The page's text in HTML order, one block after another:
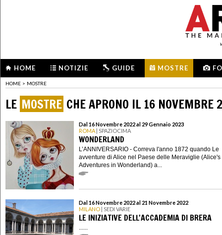
HOME NOTIZIE GUIDE MOSTRE
HOME > MOSTRE
LE MOSTRE CHE APRONO IL 16 NOVEMBRE
Dal 16 Novembre 2022 al 29 Gennaio 2023
ROMA | SPAZIOCIMA
WONDERLAND
L’ANNIVERSARIO - Correva l'anno 1872 quando Le
avventure di Alice nel Paese delle Meraviglie (Alice's
Adventures in Wonderland) a...
Dal 16 Novembre 2022 al 21 Novembre 2022
MILANO | SEDI VARIE
LE INIZIATIVE DELL'ACCADEMIA DI BRERA